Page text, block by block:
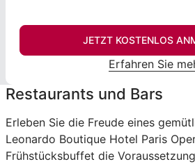
JETZT KOSTENLOS
Erfahren Sie
Restaurants und Bars
Erleben Sie die Freude eines
Leonardo Boutique Hotel Paris
Frühstücksbuffet die